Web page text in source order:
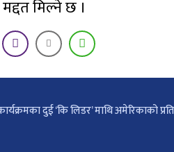
मिल्ने छ ।
दुई ‘कि लिडर’ माथि अमेरिकाको